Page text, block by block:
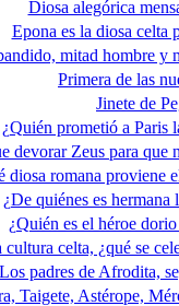
Diosa alegórica
Epona es la diosa celta
mitad hombre y
Primera de las
Jinete de
¿Quién prometió a Paris
devorar Zeus para que
diosa romana proviene
¿De quiénes es hermana
¿Quién es el héroe
cultura celta, ¿qué se
Los padres de Afrodita,
Taigete, Astérope,